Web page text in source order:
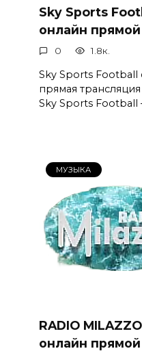
Sky Sports
онлайн
0 1.8к.
Sky Sports Football
прямая
Sky Sports Football
МУЗЫКА
RADIO
онлайн